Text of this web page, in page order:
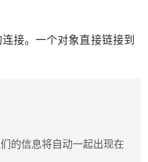
接。一个对象直接链接到
的信息将自动一起出现在